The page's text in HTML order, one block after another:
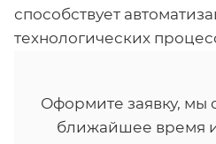
способствует
технологических
Оформите заявку, мы
ближайшее время